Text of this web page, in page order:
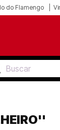
do Flamengo